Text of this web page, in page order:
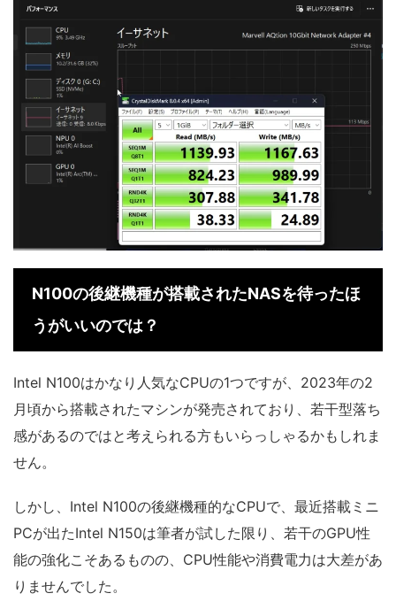
N100の後継機種が搭載されたNASを待ったほ
うがいいのでは？
Intel N100はかなり人気なCPUの1つですが、2023年の2
月頃から搭載されたマシンが発売されており、若干型落ち
感があるのではと考えられる方もいらっしゃるかもしれま
せん。
しかし、Intel N100の後継機種的なCPUで、最近搭載ミニ
PCが出たIntel N150は筆者が試した限り、若干のGPU性
能の強化こそあるものの、CPU性能や消費電力は大差があ
りませんでした。